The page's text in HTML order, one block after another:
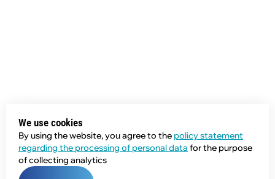
We use cookies
By using the website, you agree to the policy statement
regarding the processing of personal data for the purpose
of collecting analytics